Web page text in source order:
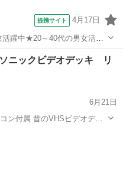
提携サイト 4月17日
活躍中★20～40代の男女活躍
ルーム寮費無料！赴任旅費会
堂利用可！年間休日135日
ソニックビデオデッキ リ
6月21日